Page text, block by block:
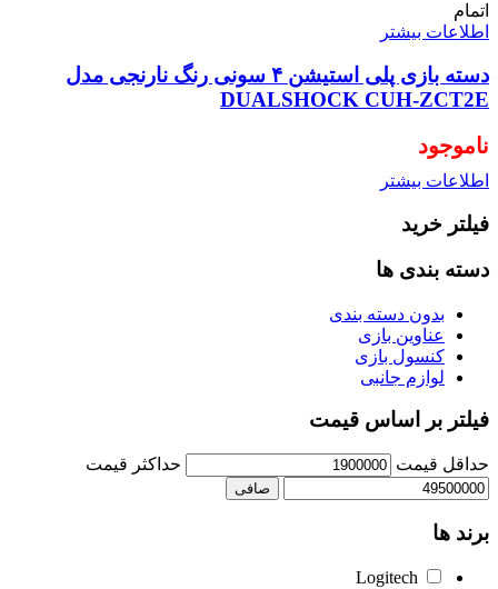
اتمام
اطلاعات بیشتر
دسته بازی پلی استیشن ۴ سونی رنگ نارنجی مدل
DUALSHOCK CUH-ZCT2E
ناموجود
اطلاعات بیشتر
فیلتر خرید
دسته بندی ها
بدون دسته بندی
عناوین بازی
کنسول بازی
لوازم جانبی
فیلتر بر اساس قیمت
حداقل قیمت حداكثر قيمت
صافی
برند ها
Logitech